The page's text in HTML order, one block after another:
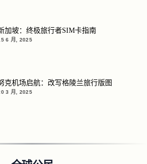
加坡：终极旅行者SIM卡指南
6 月, 2025
克机场启航：改写格陵兰旅行版图
3 月, 2025